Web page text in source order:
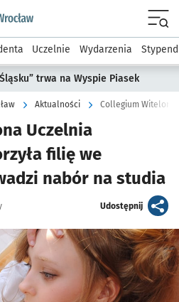
podserwis: Akademicki
Uczelnie Wydarzenia
trwa na Wyspie Piasek
Aktualności
Uczelnia
filię we
nabór na studia
Udostępnijartykuł